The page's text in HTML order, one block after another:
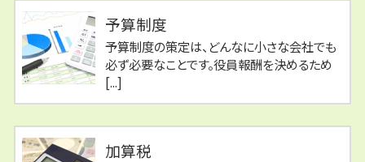
予算制度
予算制度の策定は、どんなに小さな会社でも
必ず必要なことです。役員報酬を決めるため
[...]
加算税